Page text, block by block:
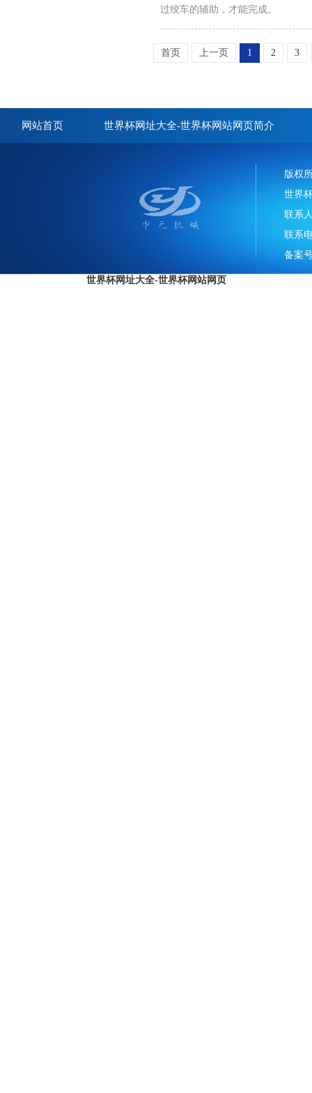
过绞车的辅助，才能完成。
首页 上一页 1 2 3
网站首页 世界杯网址大全-世界杯网站网页简介
版权
世界
联系
联系
备案
世界杯网址大全-世界杯网站网页